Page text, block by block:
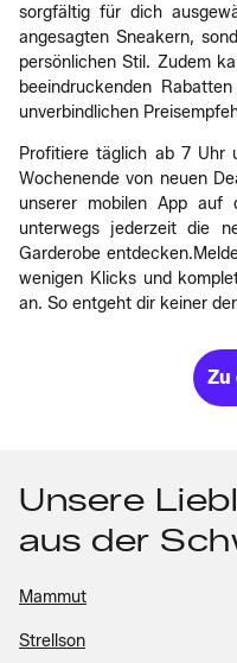
sorgfältig für dich
angesagten Sneakern,
persönlichen Stil. Zudem
beeindruckenden
unverbindlichen
Profitiere täglich ab 7 Uhr
Wochenende von neuen
unserer mobilen App auf
unterwegs jederzeit die
Garderobe
wenigen Klicks und
an. So entgeht dir keiner
Zu
Unsere
aus der
Mammut
Strellson